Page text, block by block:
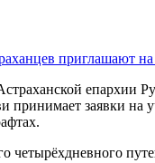
епархии
принимает заявки на
четырёхдневного